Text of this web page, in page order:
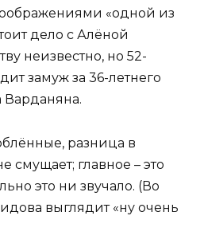
«одной из
дело с Алёной
неизвестно, но 52-
замуж за 36-летнего
разница в
смущает; главное – это
это ни звучало. (Во
выглядит «ну очень